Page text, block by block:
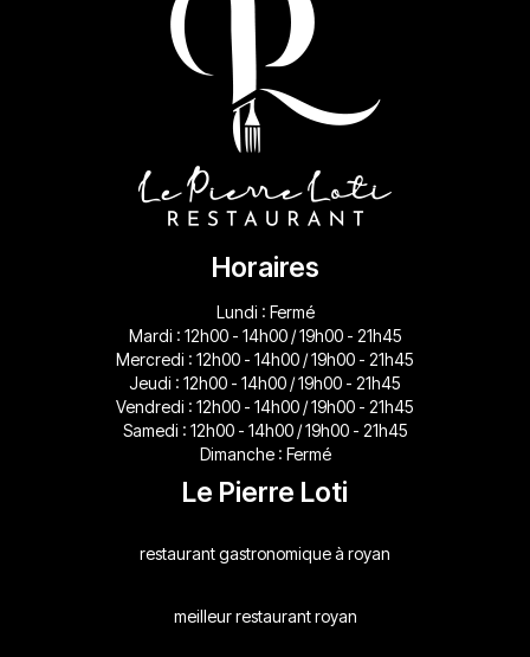
Horaires
Lundi : Fermé
Mardi : 12h00 - 14h00 / 19h00 - 21h45
Mercredi : 12h00 - 14h00 / 19h00 - 21h45
Jeudi : 12h00 - 14h00 / 19h00 - 21h45
Vendredi : 12h00 - 14h00 / 19h00 - 21h45
Samedi : 12h00 - 14h00 / 19h00 - 21h45
Dimanche : Fermé
Le Pierre Loti
restaurant gastronomique à royan
meilleur restaurant royan